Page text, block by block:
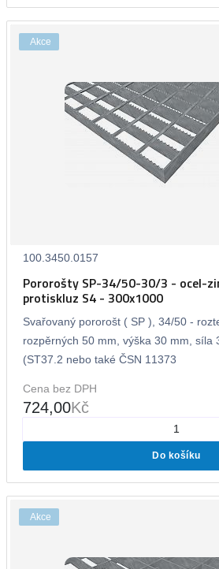
Akce
100.3450.0157
Pororošty SP-34/50-30/3 - ocel-
protiskluz S4 - 300x1000
Svařovaný pororošt ( SP ), 34/50 -
rozpěrných 50 mm, výška 30 mm, síla
(ST37.2 nebo také ČSN 11373
Cena bez DPH
724,00Kč
Do košíku
Akce